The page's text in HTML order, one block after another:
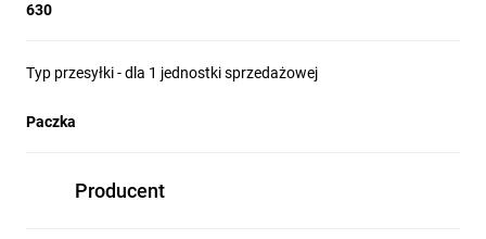
630
Typ przesyłki - dla 1 jednostki sprzedażowej
Paczka
Producent